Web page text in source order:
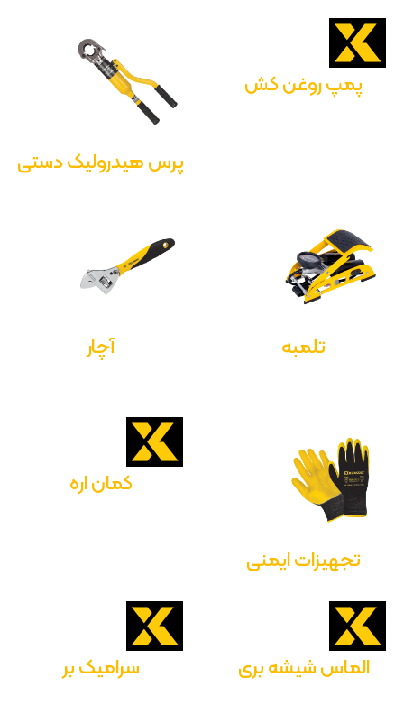
پمپ روغن کش
پرس هیدرولیک دستی
تلمبه آچار
تجهیزات ایمنی
کمان اره
الماس شیشه بری سرامیک بر